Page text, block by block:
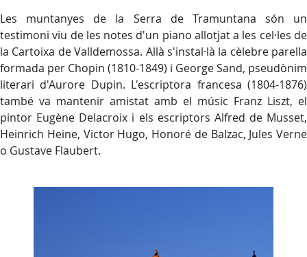
Les muntanyes de la Serra de Tramuntana són un
testimoni viu de les notes d'un piano allotjat a les cel·les de
la Cartoixa de Valldemossa. Allà s'instal·là la cèlebre parella
formada per Chopin (1810-1849) i George Sand, pseudònim
literari d'Aurore Dupin. L'escriptora francesa (1804-1876)
també va mantenir amistat amb el músic Franz Liszt, el
pintor Eugène Delacroix i els escriptors Alfred de Musset,
Heinrich Heine, Victor Hugo, Honoré de Balzac, Jules Verne
o Gustave Flaubert.